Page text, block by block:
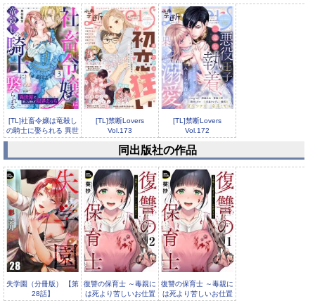
[TL]社畜令嬢は竜殺し
の騎士に娶られる 異世
界...
[TL]禁断Lovers
Vol.173
[TL]禁断Lovers
Vol.172
[TL]禁断Lovers
Vol.171
同出版社の作品
失学園（分冊版） 【第
28話】
復讐の保育士 ～毒親に
は死より苦しいお仕置
きを～（分冊版）
復讐の保育士 ～毒親に
は死より苦しいお仕置
きを～（分冊版）